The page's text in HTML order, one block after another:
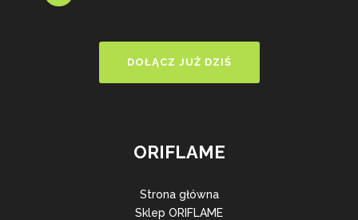
DOŁĄCZ JUŻ DZIŚ
ORIFLAME
Strona główna
Sklep ORIFLAME